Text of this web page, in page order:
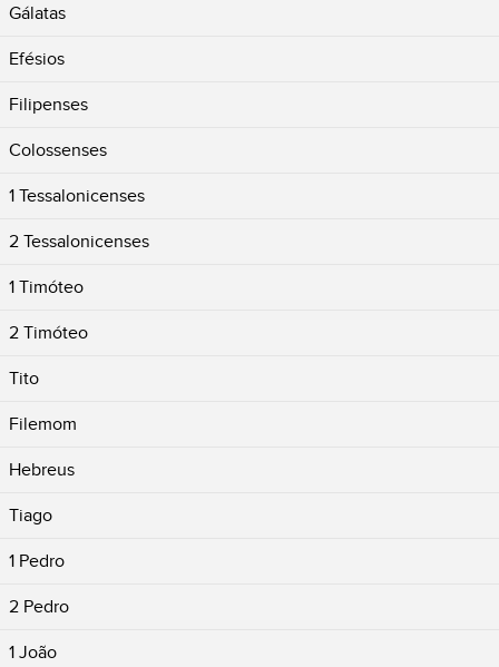
Gálatas
Efésios
Filipenses
Colossenses
1 Tessalonicenses
2 Tessalonicenses
1 Timóteo
2 Timóteo
Tito
Filemom
Hebreus
Tiago
1 Pedro
2 Pedro
1 João